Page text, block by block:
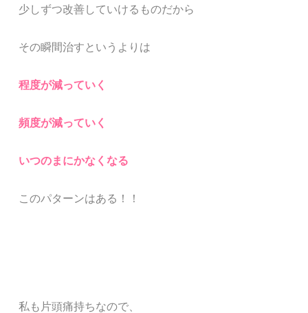
少しずつ改善していけるものだから
その瞬間治すというよりは
程度が減っていく
頻度が減っていく
いつのまにかなくなる
このパターンはある！！
私も片頭痛持ちなので、